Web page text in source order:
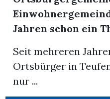
E-
Paper
App
Jahren schon ein
Seit mehreren
Ortsbürger in
nur ...